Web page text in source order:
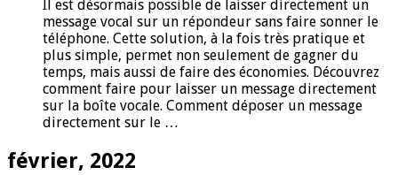
Il est désormais possible de laisser directement un
message vocal sur un répondeur sans faire sonner le
téléphone. Cette solution, à la fois très pratique et
plus simple, permet non seulement de gagner du
temps, mais aussi de faire des économies. Découvrez
comment faire pour laisser un message directement
sur la boîte vocale. Comment déposer un message
directement sur le …
février, 2022